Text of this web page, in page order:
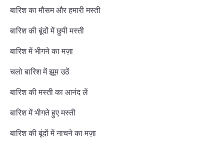
बारिश का मौसम और हमारी मस्ती
बारिश की बूंदों में छुपी मस्ती
बारिश में भीगने का मज़ा
चलो बारिश में झूम उठें
बारिश की मस्ती का आनंद लें
बारिश में भीगते हुए मस्ती
बारिश की बूंदों में नाचने का मज़ा